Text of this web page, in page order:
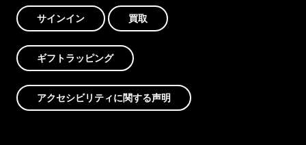
サインイン 買取
ギフトラッピング
アクセシビリティに関する声明